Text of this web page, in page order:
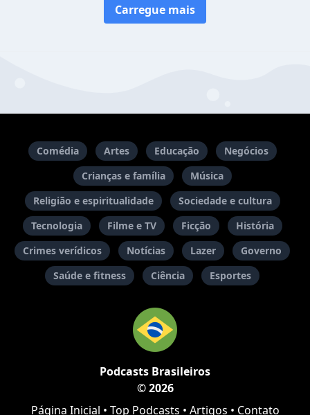
Carregue mais
Comédia Artes Educação
Negócios
Crianças e família
Música
Religião e espiritualidade
Sociedade e cultura
Tecnologia
Filme e TV Ficção
História
Crimes verídicos
Notícias Lazer
Governo
Saúde e fitness
Ciência Esportes
Podcasts Brasileiros
© 2026
Página Inicial • Top Podcasts • Artigos • Contato